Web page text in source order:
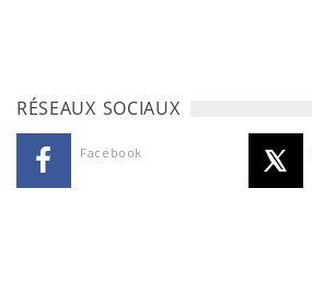
RÉSEAUX SOCIAUX
Facebook